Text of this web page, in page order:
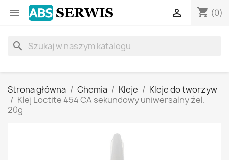
 shopping_cart (0)

search
Strona główna Chemia Kleje
Kleje do tworzyw
Klej Loctite 454 CA sekundowy uniwersalny żel.
20g